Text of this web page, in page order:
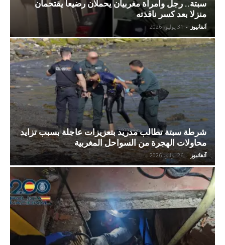
سبتة.. رجل وامرأة مغربيان يحملان رضيعا يقتحمان
منزلا بعد كسر نافذته
آنفانيوز - 31 يوليو، 2026
شرطة سبتة تطالب مدريد بتعزيزات عاجلة بسبب تزايد
محاولات الهجرة من السواحل المغربية
آنفانيوز - 26 يوليو، 2026